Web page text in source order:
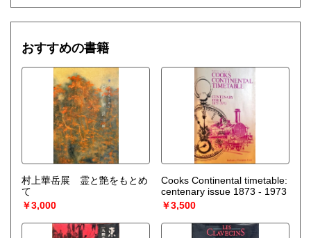
おすすめの書籍
村上華岳展 霊と艶をもとめ
て
￥3,000
Cooks Continental timetable:
centenary issue 1873 - 1973
￥3,500